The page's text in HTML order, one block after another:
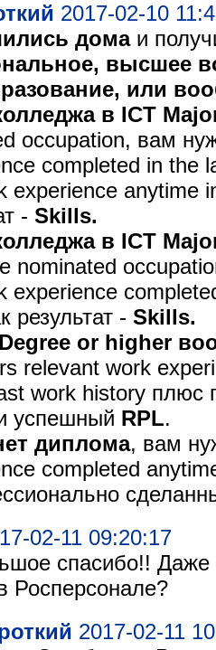
2017-02-10
домаи
высшее
или
в ICT
occupation, вам
completed in the
experience anytime
- Skills.
в ICT
nominated
experience
результат - Skills.
or higher
relevant work
work history плюс
успешный RPL.
диплома, вам
completed
02-11 09:20:17
спасибо!!
Росперсонале?
2017-02-11